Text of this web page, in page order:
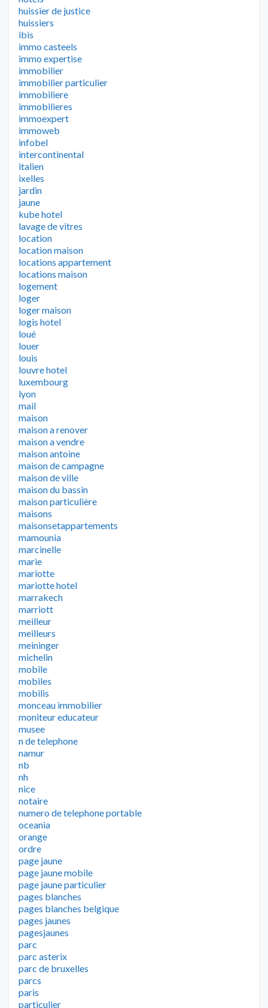
huissier de justice
huissiers
ibis
immo casteels
immo expertise
immobilier
immobilier particulier
immobiliere
immobilieres
immoexpert
immoweb
infobel
intercontinental
italien
ixelles
jardin
jaune
kube hotel
lavage de vitres
location
location maison
locations appartement
locations maison
logement
loger
loger maison
logis hotel
loué
louer
louis
louvre hotel
luxembourg
lyon
mail
maison
maison a renover
maison a vendre
maison antoine
maison de campagne
maison de ville
maison du bassin
maison particulière
maisons
maisonsetappartements
mamounia
marcinelle
marie
mariotte
mariotte hotel
marrakech
marriott
meilleur
meilleurs
meininger
michelin
mobile
mobiles
mobilis
monceau immobilier
moniteur educateur
musee
n de telephone
namur
nb
nh
nice
notaire
numero de telephone portable
oceania
orange
ordre
page jaune
page jaune mobile
page jaune particulier
pages blanches
pages blanches belgique
pages jaunes
pagesjaunes
parc
parc asterix
parc de bruxelles
parcs
paris
particulier